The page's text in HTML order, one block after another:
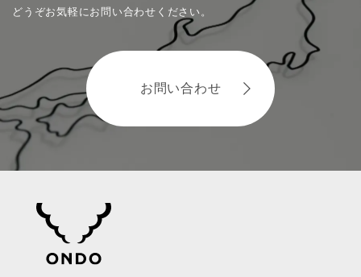
どうぞお気軽にお問い合わせください。
お問い合わせ